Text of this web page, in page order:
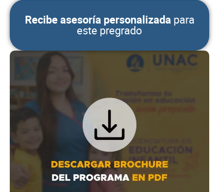
Recibe asesoría personalizada para
este pregrado